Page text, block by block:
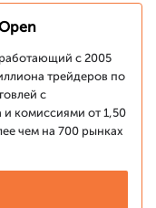
с 2005
трейдеров по
с
комиссиями от 1,50
чем на 700 рынках